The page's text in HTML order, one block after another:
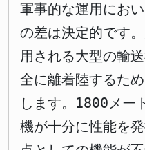
軍事的な運用にお
の差は決定的です
用される大型の輸
全に離着陸するた
します。1800メー
機が十分に性能を